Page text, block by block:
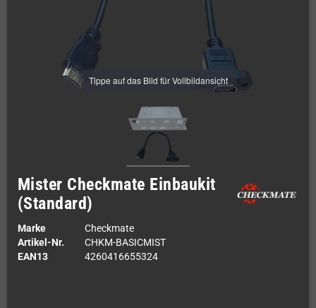
Tippe auf das Bild für Vollbildansicht
Mister Checkmate Einbaukit
(Standard)
Marke
Checkmate
Artikel-Nr.
CHKM-BASICMIST
EAN13
4260416655324